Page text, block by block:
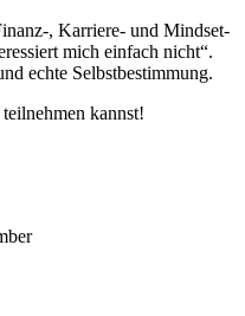
, Karriere- und Mindset-
mich einfach nicht“.
echte Selbstbestimmung.
kannst!